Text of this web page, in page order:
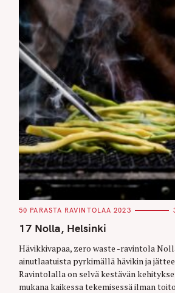
C
T
E
O
R
I
S
50 PARASTA RAVINTOLAA 2023
17 Nolla, Helsinki
Hävikkivapaa, zero waste -ravintola
ainutlaatuista pyrkimällä hävikin ja
Ravintolalla on selvä kestävän
mukana kaikessa tekemisessä ilman